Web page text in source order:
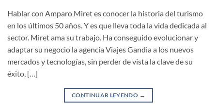
Hablar con Amparo Miret es conocer la historia del turismo
en los últimos 50 años. Y es que lleva toda la vida dedicada al
sector. Miret ama su trabajo. Ha conseguido evolucionar y
adaptar su negocio la agencia Viajes Gandia a los nuevos
mercados y tecnologías, sin perder de vista la clave de su
éxito, […]
CONTINUAR LEYENDO →